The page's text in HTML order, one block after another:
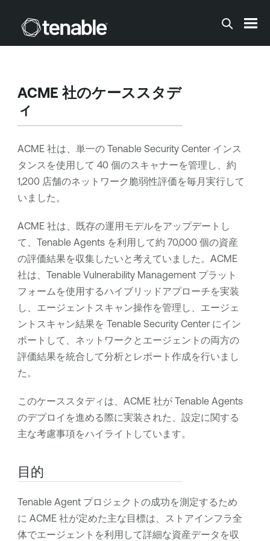
メインコンテンツに移動する
ACME 社のケーススタデ
ィ
ACME 社は、単一の Tenable Security Centerインス
タンスを使用して 40 個のスキャナーを管理し、約
1,200 店舗のネットワーク脆弱性評価を毎月実行して
いました。
ACME 社は、既存の運用モデルをアップデートし
て、 Tenable Agentsを利用して約 70,000 個の資産
の評価結果を収集したいと考えていました。ACME
社は、 Tenable Vulnerability Managementプラット
フォームを使用するハイブリッドアプローチを実装
し、エージェントスキャン操作を管理し、エージェ
ントスキャン結果を Tenable Security Centerにイン
ポートして、ネットワークとエージェントの両方の
評価結果を統合して分析とレポート作成を行いまし
た。
このケーススタディは、ACME 社が Tenable Agents
のデプロイを進める際に実装された、設定に関する
主な考慮事項をハイライトしています。
目的
Tenable Agentプロジェクトの成功を測定するため
に ACME 社が定めた主な目標は、ストアインフラ全
体でエージェントを利用して詳細な資産データを収